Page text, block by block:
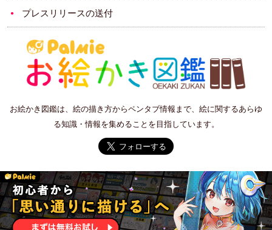
プレスリリースの送付
お絵かき図鑑は、絵の描き方からペンタブ情報まで、絵に関するあらゆ
る知識・情報を集めることを目指しています。